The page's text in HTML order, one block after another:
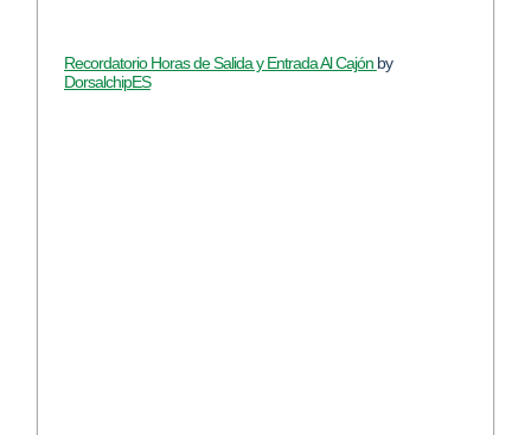
Recordatorio Horas de Salida y Entrada Al Cajón by
DorsalchipES